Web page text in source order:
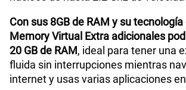
VoLTE
Con sus 8GB de RAM y su tecnología
Memory Virtual Extra adicionales
20 GB de RAM, ideal para tener una
fluida sin interrupciones mientras
internet y usas varias aplicaciones